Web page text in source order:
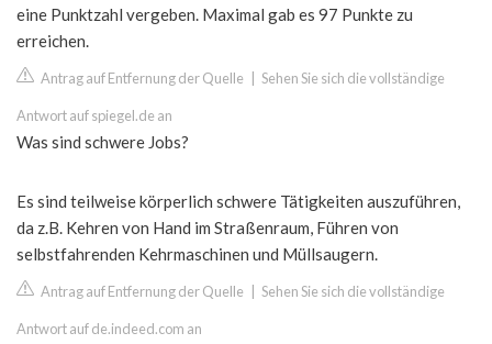
eine Punktzahl vergeben. Maximal gab es 97 Punkte zu
erreichen.
Antrag auf Entfernung der Quelle Sehen Sie sich die vollständige
Antwort auf spiegel.de an
Was sind schwere Jobs?
Es sind teilweise körperlich schwere Tätigkeiten auszuführen,
da z.B. Kehren von Hand im Straßenraum, Führen von
selbstfahrenden Kehrmaschinen und Müllsaugern.
Antrag auf Entfernung der Quelle Sehen Sie sich die vollständige
Antwort auf de.indeed.com an